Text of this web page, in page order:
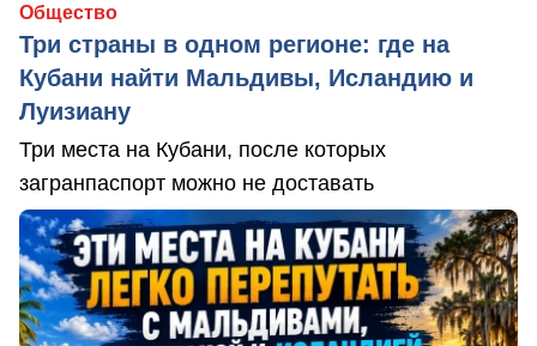
Общество
Три страны в одном регионе: где на
Кубани найти Мальдивы, Исландию и
Луизиану
Три места на Кубани, после которых
загранпаспорт можно не доставать